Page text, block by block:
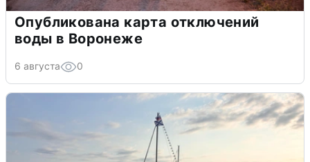
Опубликована карта отключений
воды в Воронеже
6 августа 0